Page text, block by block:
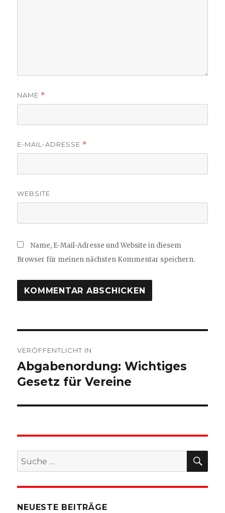
NAME *
E-MAIL-ADRESSE *
WEBSITE
Name, E-Mail-Adresse und Website in diesem
Browser für meinen nächsten Kommentar speichern.
VERÖFFENTLICHT IN
Abgabenordung: Wichtiges
Gesetz für Vereine
Suche
nach:
NEUESTE BEITRÄGE